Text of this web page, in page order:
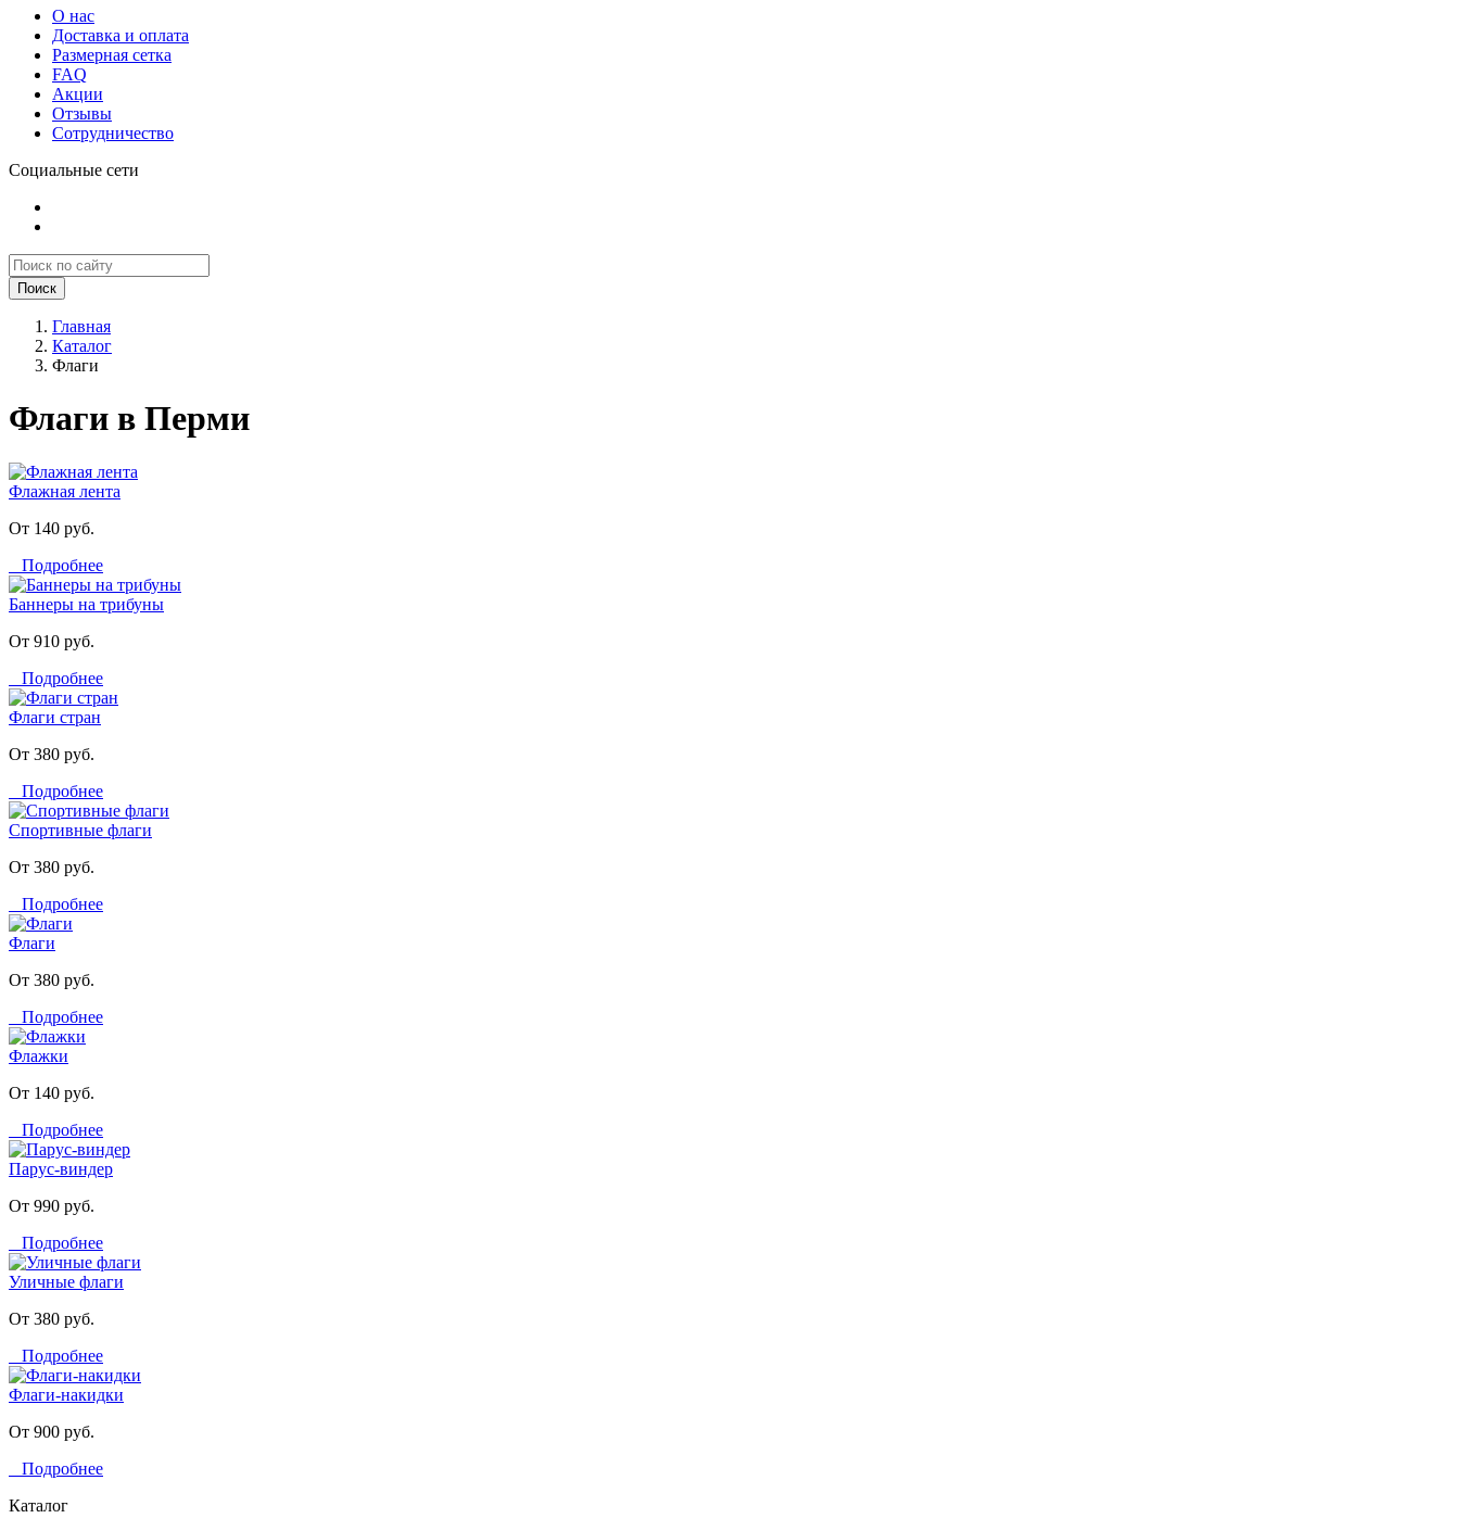
О нас
Доставка и оплата
Размерная сетка
FAQ
Акции
Отзывы
Сотрудничество
Социальные сети
Поиск
Главная
Каталог
Флаги
Флаги в Перми
Флажная лента
От 140 руб.
Подробнее
Баннеры на трибуны
От 910 руб.
Подробнее
Флаги стран
От 380 руб.
Подробнее
Спортивные флаги
От 380 руб.
Подробнее
Флаги
От 380 руб.
Подробнее
Флажки
От 140 руб.
Подробнее
Парус-виндер
От 990 руб.
Подробнее
Уличные флаги
От 380 руб.
Подробнее
Флаги-накидки
От 900 руб.
Подробнее
Каталог